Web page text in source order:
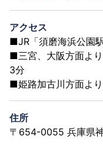
アクセス
■JR「須磨海浜公園
■三宮、大阪方面よ
3分
■姫路加古川方面よ
住所
〒654-0055 兵庫県